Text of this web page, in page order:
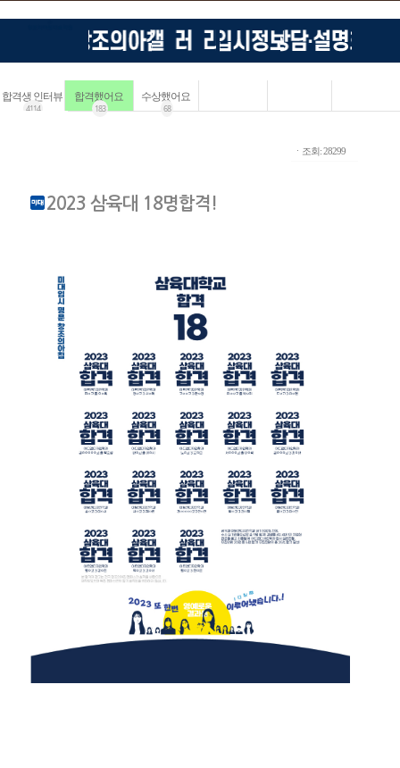
합격생 인터뷰
4114
합격했어요
183
수상했어요
68
ㆍ조회: 28299
2023 삼육대 18명합격!